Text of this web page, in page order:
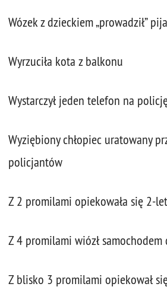
Wózek z dzieckiem „prowadził”
Wyrzuciła kota z balkonu
Wystarczył jeden telefon na
Wyziębiony chłopiec uratowany
policjantów
Z 2 promilami opiekowała się 2-
Z 4 promilami wiózł samochodem
Z blisko 3 promilami opiekował